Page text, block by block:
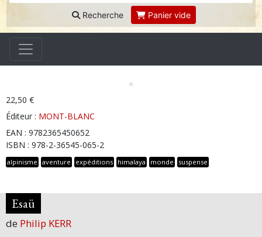
Recherche Panier vide
22,50 €
Éditeur : MONT-BLANC
EAN : 9782365450652
ISBN : 978-2-36545-065-2
alpinisme aventure expéditions himalaya monde suspense
Esaü
de Philip KERR